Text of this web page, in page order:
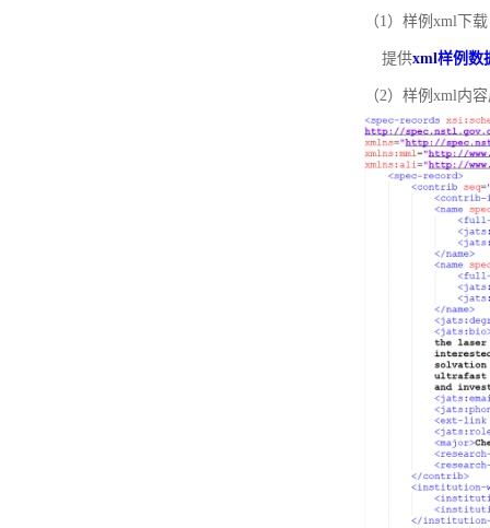
（1）样例xml下载
提供xml样例数
（2）样例xml内